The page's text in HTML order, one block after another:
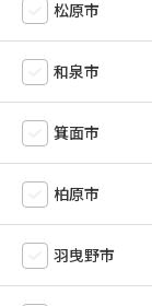
松原市
和泉市
箕面市
柏原市
羽曳野市